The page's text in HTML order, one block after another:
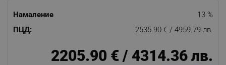
Намаление
13 %
ПЦД:
2535.90 € / 4959.79 лв.
2205.90 € / 4314.36 лв.